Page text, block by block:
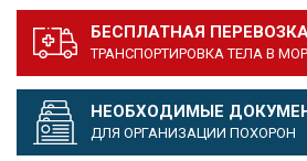
БЕСПЛАТНАЯ
ТРАНСПОРТИРОВКА ТЕЛА В
НЕОБХОДИМЫЕ
ДЛЯ ОРГАНИЗАЦИИ ПОХОРОН